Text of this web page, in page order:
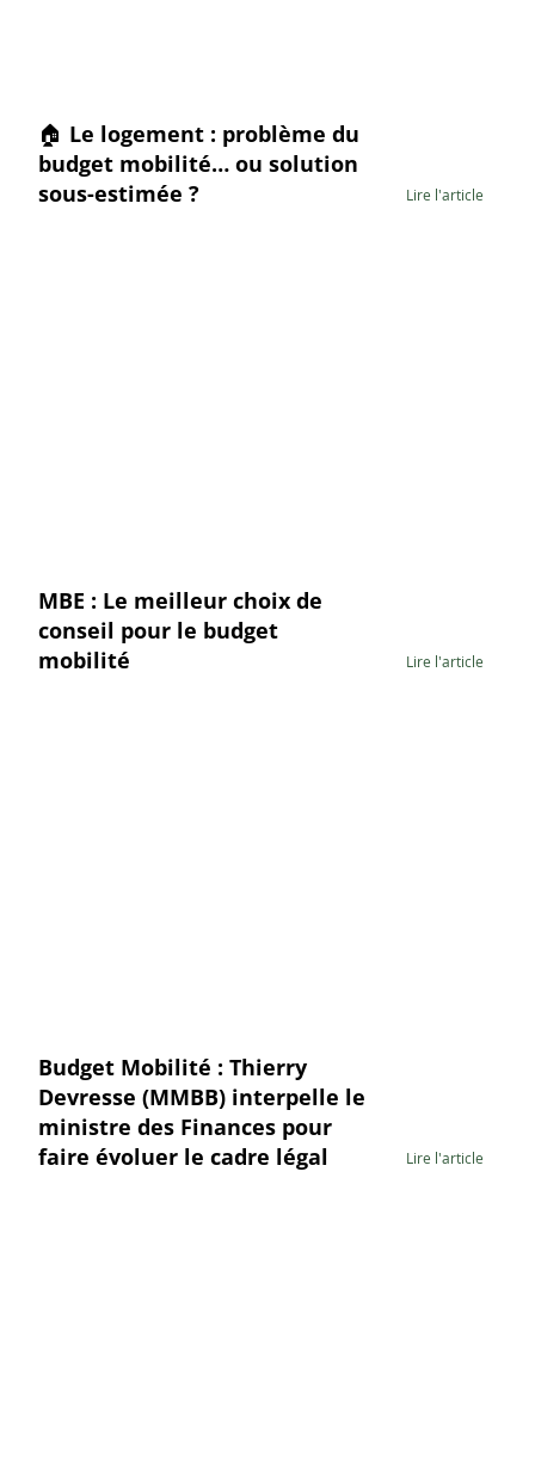
🏠 Le logement : problème du
budget mobilité… ou solution
sous-estimée ?
Lire l'article
MBE : Le meilleur choix de
conseil pour le budget
mobilité
Lire l'article
Budget Mobilité : Thierry
Devresse (MMBB) interpelle le
ministre des Finances pour
faire évoluer le cadre légal
Lire l'article